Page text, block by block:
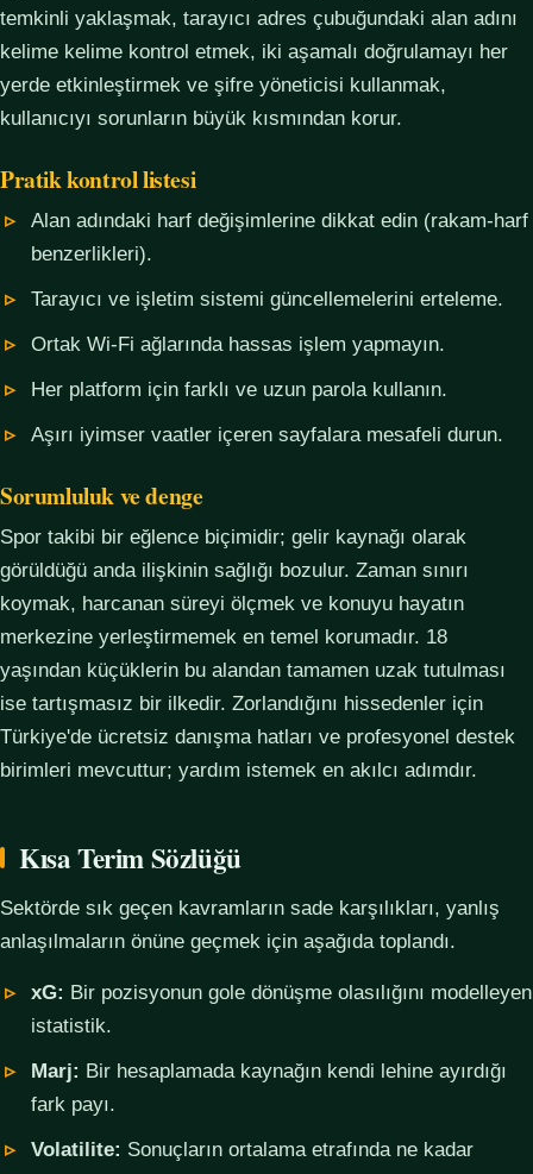
temkinli yaklaşmak, tarayıcı adres çubuğundaki alan adını
kelime kelime kontrol etmek, iki aşamalı doğrulamayı her
yerde etkinleştirmek ve şifre yöneticisi kullanmak,
kullanıcıyı sorunların büyük kısmından korur.
Pratik kontrol listesi
Alan adındaki harf değişimlerine dikkat edin (rakam-harf
benzerlikleri).
Tarayıcı ve işletim sistemi güncellemelerini erteleme.
Ortak Wi-Fi ağlarında hassas işlem yapmayın.
Her platform için farklı ve uzun parola kullanın.
Aşırı iyimser vaatler içeren sayfalara mesafeli durun.
Sorumluluk ve denge
Spor takibi bir eğlence biçimidir; gelir kaynağı olarak
görüldüğü anda ilişkinin sağlığı bozulur. Zaman sınırı
koymak, harcanan süreyi ölçmek ve konuyu hayatın
merkezine yerleştirmemek en temel korumadır. 18
yaşından küçüklerin bu alandan tamamen uzak tutulması
ise tartışmasız bir ilkedir. Zorlandığını hissedenler için
Türkiye'de ücretsiz danışma hatları ve profesyonel destek
birimleri mevcuttur; yardım istemek en akılcı adımdır.
Kısa Terim Sözlüğü
Sektörde sık geçen kavramların sade karşılıkları, yanlış
anlaşılmaların önüne geçmek için aşağıda toplandı.
xG: Bir pozisyonun gole dönüşme olasılığını modelleyen
istatistik.
Marj: Bir hesaplamada kaynağın kendi lehine ayırdığı
fark payı.
Volatilite: Sonuçların ortalama etrafında ne kadar